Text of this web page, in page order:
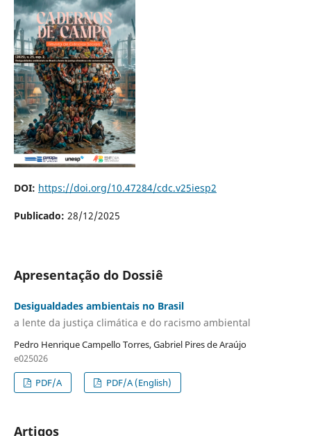
DOI: https://doi.org/10.47284/cdc.v25iesp2
Publicado: 28/12/2025
Apresentação do Dossiê
Desigualdades ambientais no Brasil
a lente da justiça climática e do racismo ambiental
Pedro Henrique Campello Torres, Gabriel Pires de Araújo
e025026
PDF/A
PDF/A (English)
Artigos